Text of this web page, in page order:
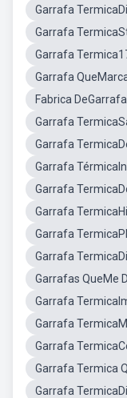
Garrafa
Garrafa
Garrafa
Garrafa
Fabrica
Garrafa
Garrafa
Garrafa
Garrafa
Garrafa
Garrafa
Garrafa
Garrafas QueMe
Garrafa
Garrafa
Garrafa
Garrafa Termica
Garrafa